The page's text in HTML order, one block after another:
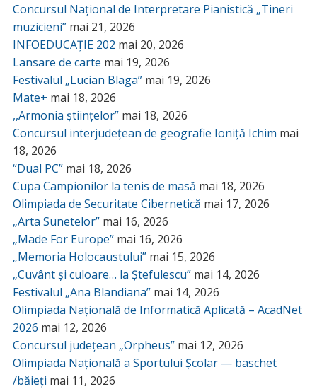
Concursul Național de Interpretare Pianistică „Tineri
muzicieni” mai 21, 2026
INFOEDUCAȚIE 202 mai 20, 2026
Lansare de carte mai 19, 2026
Festivalul „Lucian Blaga” mai 19, 2026
Mate+ mai 18, 2026
,,Armonia științelor” mai 18, 2026
Concursul interjudețean de geografie Ioniță Ichim mai
18, 2026
“Dual PC” mai 18, 2026
Cupa Campionilor la tenis de masă mai 18, 2026
Olimpiada de Securitate Cibernetică mai 17, 2026
„Arta Sunetelor” mai 16, 2026
„Made For Europe” mai 16, 2026
„Memoria Holocaustului” mai 15, 2026
„Cuvânt și culoare… la Ștefulescu” mai 14, 2026
Festivalul „Ana Blandiana” mai 14, 2026
Olimpiada Națională de Informatică Aplicată – AcadNet
2026 mai 12, 2026
Concursul județean „Orpheus” mai 12, 2026
Olimpiada Națională a Sportului Școlar — baschet
/băieți mai 11, 2026